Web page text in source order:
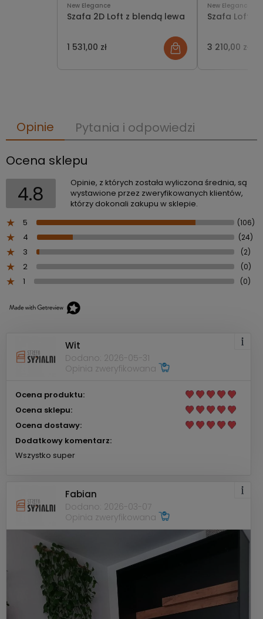
New Elegance
Szafa 2D Loft z blendą lewa
1 531,00 zł
New Elegance
Szafa Loft
3 210,00 zł
Opinie
Pytania i odpowiedzi
Ocena sklepu
4.8
Opinie, z których została wyliczona średnia, są
wystawione przez zweryfikowanych klientów,
którzy dokonali zakupu w sklepie.
5
(106)
4 (24)
3 (2)
2 (0)
1 (0)
Wit
Dodano: 2026-05-31
Opinia zweryfikowana
Ocena produktu:
Ocena sklepu:
Ocena dostawy:
Dodatkowy komentarz:
Wszystko super
Fabian
Dodano: 2026-03-07
Opinia zweryfikowana